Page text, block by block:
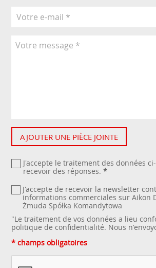
AJOUTER UNE PIÈCE JOINTE
J'accepte le traitement des données
recevoir des réponses. *
J'accepte de recevoir la newsletter
informations commerciales sur Aikon
Żmuda Spółka Komandytowa
"Le traitement de vos données a lieu
politique de confidentialité. Nous
* champs obligatoires